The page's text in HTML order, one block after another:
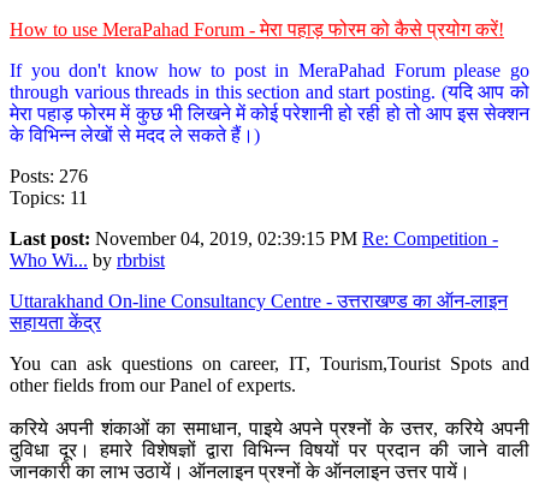
How to use MeraPahad Forum - मेरा पहाड़ फोरम को कैसे प्रयोग करें!
If you don't know how to post in MeraPahad Forum please go
through various threads in this section and start posting. (यदि आप को
मेरा पहाड़ फोरम में कुछ भी लिखने में कोई परेशानी हो रही हो तो आप इस सेक्शन
के विभिन्न लेखों से मदद ले सकते हैं।)
Posts: 276
Topics: 11
Last post: November 04, 2019, 02:39:15 PM Re: Competition -
Who Wi... by rbrbist
Uttarakhand On-line Consultancy Centre - उत्तराखण्ड का ऑन-लाइन
सहायता केंद्र
You can ask questions on career, IT, Tourism,Tourist Spots and
other fields from our Panel of experts.
करिये अपनी शंकाओं का समाधान, पाइये अपने प्रश्नों के उत्तर, करिये अपनी
दुविधा दूर। हमारे विशेषज्ञों द्वारा विभिन्न विषयों पर प्रदान की जाने वाली
जानकारी का लाभ उठायें। ऑनलाइन प्रश्नों के ऑनलाइन उत्तर पायें।